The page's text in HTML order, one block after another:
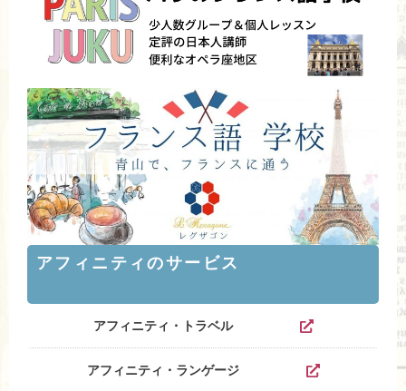
アフィニティのサービス
アフィニティ・トラベル
アフィニティ・ランゲージ